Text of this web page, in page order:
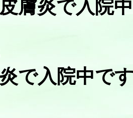
膚炎で入院
で入院中で